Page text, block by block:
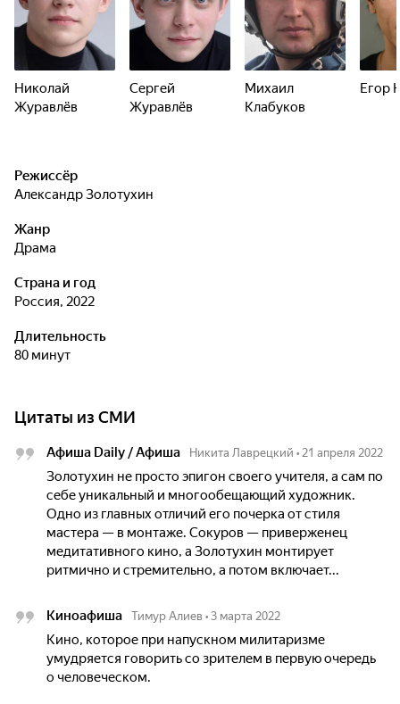
Николай
Журавлёв
Сергей
Журавлёв
Михаил
Клабуков
Егор
Режиссёр
Александр Золотухин
Жанр
драма
Страна и год
Россия, 2022
Длительность
80 минут
Цитаты из СМИ
Афиша Daily / Афиша Никита Лаврецкий • 21 апреля 2022
Золотухин не просто эпигон своего учителя, а сам по
себе уникальный и многообещающий художник.
Одно из главных отличий его почерка от стиля
мастера — в монтаже. Сокуров — приверженец
медитативного кино, а Золотухин монтирует
ритмично и стремительно, а потом включает...
Киноафиша Тимур Алиев • 3 марта 2022
Кино, которое при напускном милитаризме
умудряется говорить со зрителем в первую очередь
о человеческом.